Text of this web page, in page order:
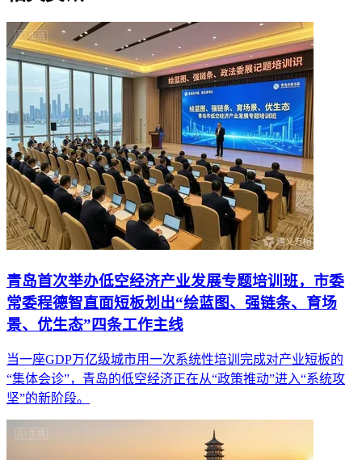
青岛首次举办低空经济产业发展专题培训班，市委
常委程德智直面短板划出“绘蓝图、强链条、育场
景、优生态”四条工作主线
当一座GDP万亿级城市用一次系统性培训完成对产业短板的
“集体会诊”，青岛的低空经济正在从“政策推动”进入“系统攻
坚”的新阶段。